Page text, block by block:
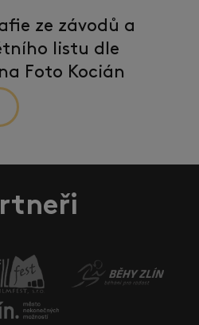
ze závodů a
listu dle
Foto Kocián